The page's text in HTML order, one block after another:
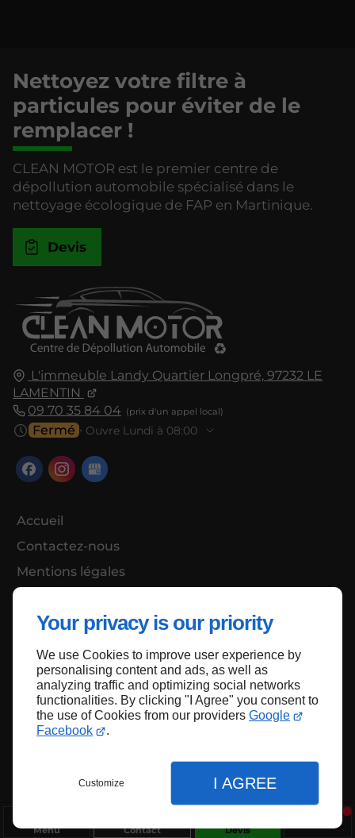
Your privacy is our priority
We use Cookies to improve user experience by
personalising content and ads, as well as
analyzing traffic and optimizing social networks
functionalities. By clicking "I Agree" you consent to
the use of Cookies from our providers Google
Facebook
.
Customize I AGREE
Menu Contact Devis
L'immeuble Landy Quartier Longpré, 97232 LE
LAMENTIN
09 70 35 84 04
Fermé ⋅ Ouvre Lundi à 08:00
Accueil
Contactez-nous
Mentions légales
Nettoyez votre filtre à
particules pour éviter de le
remplacer !
CLEAN MOTOR est le premier centre de
dépollution automobile spécialisé dans le
nettoyage écologique de FAP en Martinique.
Devis
Haut de page